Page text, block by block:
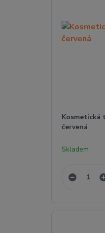
Kosmetická
červená
Skladem